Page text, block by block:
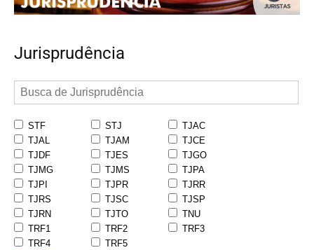
Jurisprudência
STF STJ
TJAC
TJAL
TJAM
TJCE
TJDF
TJES
TJGO
TJMG
TJMS
TJPA
TJPI
TJPR
TJRR
TJRS
TJSC
TJSP
TJRN
TJTO
TNU
TRF1
TRF2
TRF3
TRF4
TRF5